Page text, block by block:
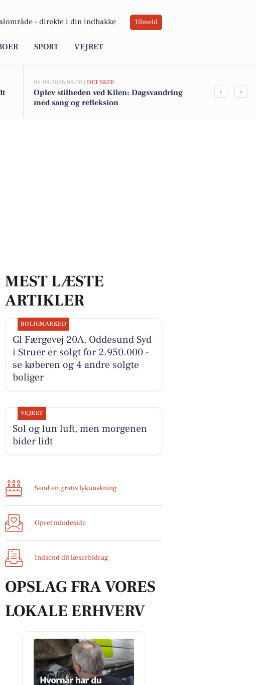
- direkte i din indbakke Tilmeld
SPORT VEJRET
06-08-2026 09:00 | DET SKER
Oplev stilheden ved Kilen: Dagsvandring
med sang og refleksion
Top 6 over
‹ ›
MEST LÆSTE
ARTIKLER
BOLIGMARKED
Gl Færgevej 20A, Oddesund Syd
i Struer er solgt for 2.950.000 -
se køberen og 4 andre solgte
boliger
VEJRET
Sol og lun luft, men morgenen
bider lidt
Send en gratis lykønskning
Opret mindeside
Indsend dit læserbidrag
OPSLAG FRA VORES
LOKALE ERHVERV